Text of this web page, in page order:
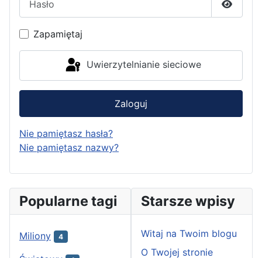
Pokaż
Zapamiętaj
Uwierzytelnianie sieciowe
Zaloguj
Nie pamiętasz hasła?
Nie pamiętasz nazwy?
Popularne tagi
Miliony 4
Starsze wpisy
Witaj na Twoim blogu
O Twojej stronie